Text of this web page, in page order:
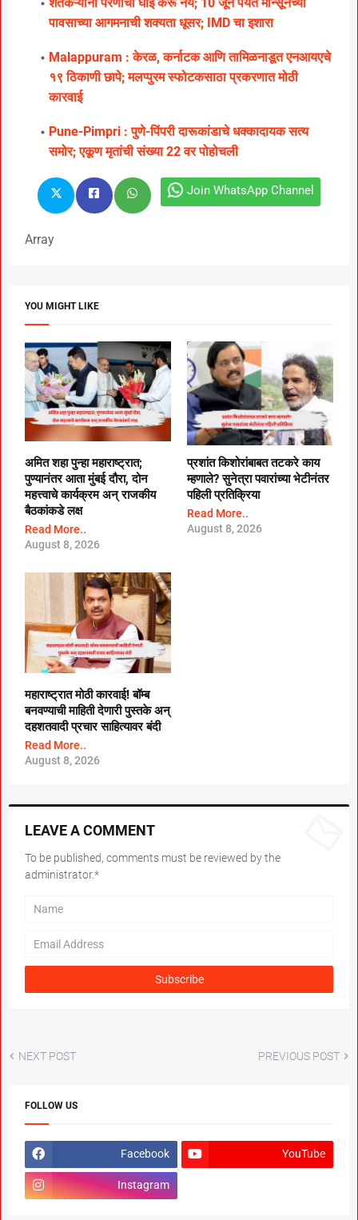
पावसाच्या आगमनाची शक्यता धूसर; IMD चा इशारा
Malappuram : केरळ, कर्नाटक आणि तामिळनाडूत एनआयएचे
१९ ठिकाणी छापे; मलप्पुरम स्फोटकसाठा प्रकरणात मोठी
कारवाई
Pune-Pimpri : पुणे-पिंपरी दारूकांडाचे धक्कादायक सत्य
समोर; एकूण मृतांची संख्या 22 वर पोहोचली
Join WhatsApp Channel
Array
YOU MIGHT LIKE
अमित शहा पुन्हा महाराष्ट्रात;
पुण्यानंतर आता मुंबई दौरा, दोन
महत्त्वाचे कार्यक्रम अन् राजकीय
बैठकांकडे लक्ष
Read More..
August 8, 2026
प्रशांत किशोरांबाबत तटकरे काय
म्हणाले? सुनेत्रा पवारांच्या भेटीनंतर
पहिली प्रतिक्रिया
Read More..
August 8, 2026
महाराष्ट्रात मोठी कारवाई! बॉम्ब
बनवण्याची माहिती देणारी पुस्तके अन्
दहशतवादी प्रचार साहित्यावर बंदी
Read More..
August 8, 2026
LEAVE A COMMENT
To be published, comments must be reviewed by the
administrator.*
NEXT POST PREVIOUS POST
FOLLOW US
Facebook YouTube
Instagram